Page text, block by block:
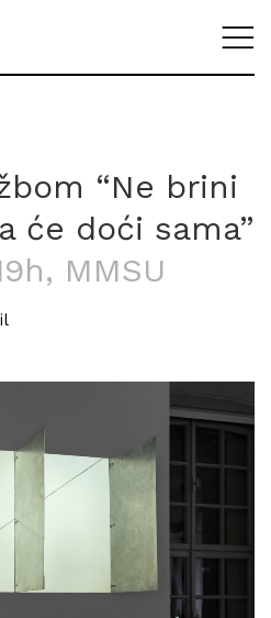
“Ne brini
će doći sama”
, MMSU